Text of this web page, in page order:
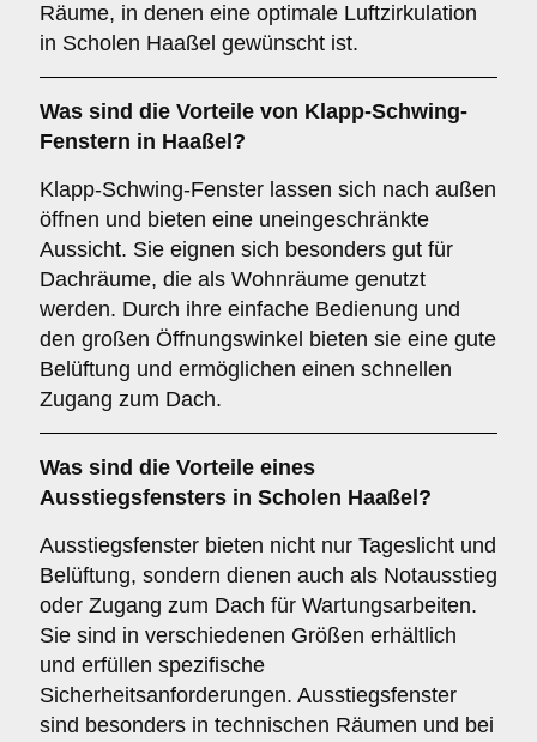
Räume, in denen eine optimale Luftzirkulation
in Scholen Haaßel gewünscht ist.
Was sind die Vorteile von Klapp-Schwing-
Fenstern in Haaßel?
Klapp-Schwing-Fenster lassen sich nach außen
öffnen und bieten eine uneingeschränkte
Aussicht. Sie eignen sich besonders gut für
Dachräume, die als Wohnräume genutzt
werden. Durch ihre einfache Bedienung und
den großen Öffnungswinkel bieten sie eine gute
Belüftung und ermöglichen einen schnellen
Zugang zum Dach.
Was sind die Vorteile eines
Ausstiegsfensters in Scholen Haaßel?
Ausstiegsfenster bieten nicht nur Tageslicht und
Belüftung, sondern dienen auch als Notausstieg
oder Zugang zum Dach für Wartungsarbeiten.
Sie sind in verschiedenen Größen erhältlich
und erfüllen spezifische
Sicherheitsanforderungen. Ausstiegsfenster
sind besonders in technischen Räumen und bei